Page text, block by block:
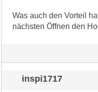
Was auch den Vorteil
nächsten Öffnen den
inspi1717